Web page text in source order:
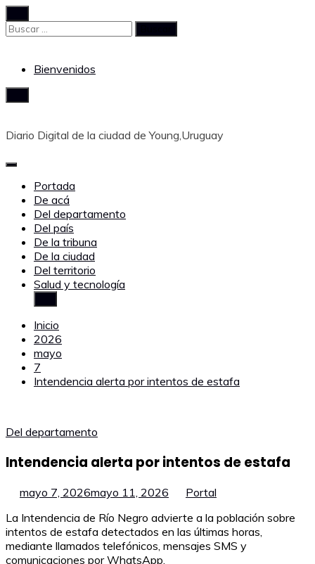
al
contenido
Buscar:
Bienvenidos
Diario Digital de la ciudad de Young,Uruguay
Portada
De acá
Del departamento
Del país
De la tribuna
De la ciudad
Del territorio
Salud y tecnología
Inicio
2026
mayo
7
Intendencia alerta por intentos de estafa
Del departamento
Intendencia alerta por intentos de estafa
mayo 7, 2026mayo 11, 2026
Portal
La Intendencia de Río Negro advierte a la población sobre
intentos de estafa detectados en las últimas horas,
mediante llamados telefónicos, mensajes SMS y
comunicaciones por WhatsApp.